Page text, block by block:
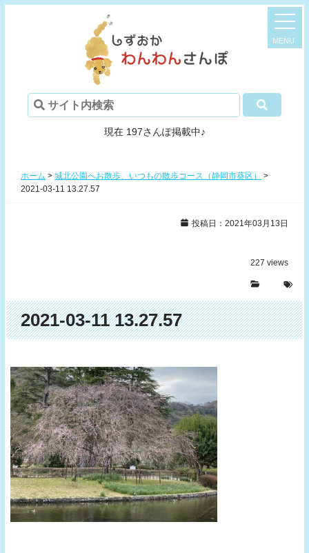
現在 197さんぽ掲載中♪
ホーム > 城北公園へお散歩、いつもの散歩コース（静岡市葵区）
>
2021-03-11 13.27.57
投稿日：2021年03月13日
227 views
2021-03-11 13.27.57